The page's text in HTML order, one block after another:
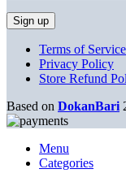
Terms of Service
Privacy Policy
Store Refund
Based on DokanBari
Menu
Categories